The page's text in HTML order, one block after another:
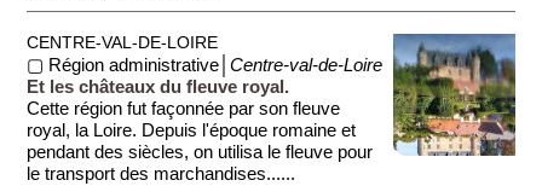
CENTRE-VAL-DE-LOIRE
▢ Région administrative│Centre-val-de-Loire
Et les châteaux du fleuve royal.
Cette région fut façonnée par son fleuve
royal, la Loire. Depuis l'époque romaine et
pendant des siècles, on utilisa le fleuve pour
le transport des marchandises......